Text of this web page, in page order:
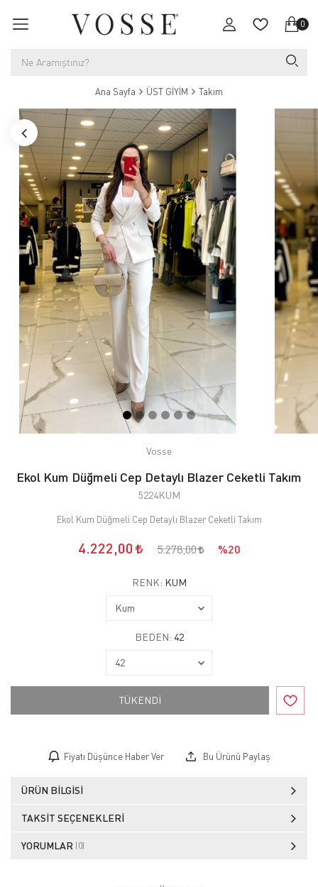
0
Ana Sayfa ÜST GİYİM Takım
Vosse
Ekol Kum Düğmeli Cep Detaylı Blazer Ceketli Takım
5224KUM
Ekol Kum Düğmeli Cep Detaylı Blazer Ceketli Takım
4.222,00 5.278,00 %20
RENK: KUM
BEDEN: 42
TÜKENDİ
Fiyatı Düşünce Haber Ver Bu Ürünü Paylaş
ÜRÜN BILGISI
TAKSIT SEÇENEKLERI
YORUMLAR (0)